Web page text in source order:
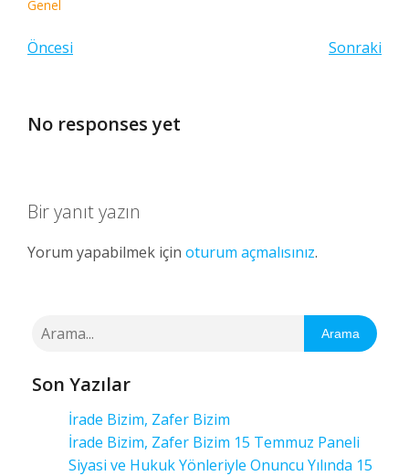
Genel
Öncesi Sonraki
No responses yet
Bir yanıt yazın
Yorum yapabilmek için oturum açmalısınız.
Arama
Son Yazılar
İrade Bizim, Zafer Bizim
İrade Bizim, Zafer Bizim 15 Temmuz Paneli
Siyasi ve Hukuk Yönleriyle Onuncu Yılında 15